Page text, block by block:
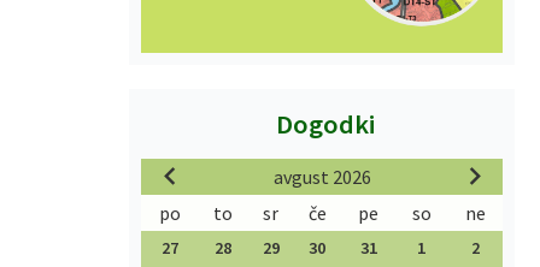
Dogodki
avgust 2026
po
to sr če pe so ne
27 28 29 30 31 1
2